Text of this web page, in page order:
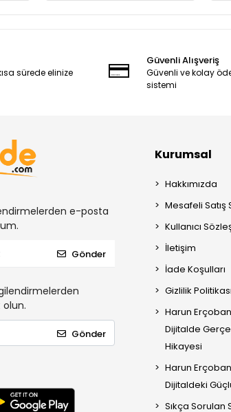
sürede elinize
Güvenli Alışveriş
Güvenli ve kolay
sistemi
e-posta
Gönder
Gönder
Kurumsal
Hakkımızda
Mesafeli Satış
Kullanıcı
İletişim
İade Koşulları
Gizlilik Politikası
Harun
Dijitalde
Hikayesi
Harun
Dijitaldeki
Sıkça Sorulan